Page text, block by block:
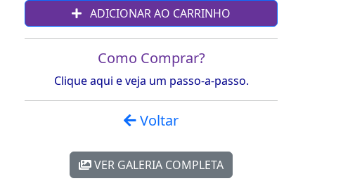
ADICIONAR AO CARRINHO
Como Comprar?
Clique aqui e veja um passo-a-passo.
Voltar
VER GALERIA COMPLETA